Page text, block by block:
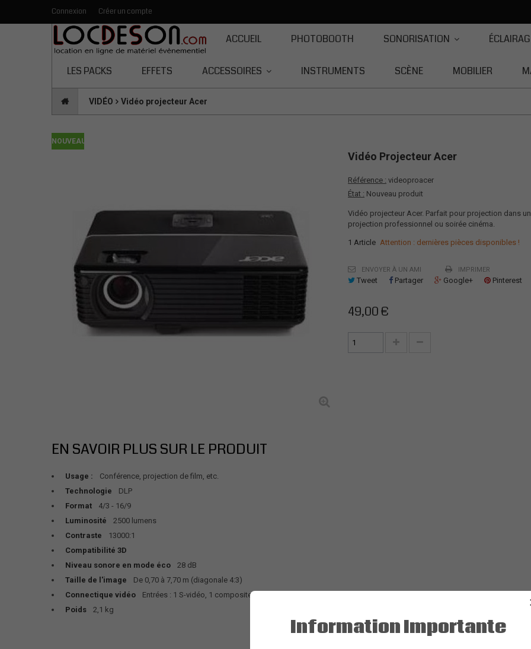
Toutes les catégories
Connexion Créer un compte
ACCUEIL PHOTOBOOTH SONORISATION
LES PACKS EFFETS ACCESSOIRES INSTRUMENTS SCÈNE MOBILIER
VIDÉO Vidéo projecteur Acer
NOUVEAU
Vidéo Projecteur Acer
Référence : videoproacer
État : Nouveau produit
Vidéo projecteur Acer. Parfait pour projection dans
projection professionnel ou soirée cinéma.
1 Article Attention : dernières pièces disponibles !
ENVOYER À UN AMI IMPRIMER
Tweet Partager Google+ Pinterest
49,00 €
EN SAVOIR PLUS SUR LE PRODUIT
Usage : Conférence, projection de film, etc.
Technologie
DLP
Format
4/3 - 16/9
Luminosité
2500 lumens
Contraste
13000:1
Compatibilité 3D
Niveau sonore en mode éco
28 dB
Taille de l'image
De 0,70 à 7,70 m (diagonale 4:3)
Connectique vidéo
Entrées : 1 S-vidéo, 1 composite, 1 VGA, 1 HDMI
Poids
2,1 kg
Information Importante